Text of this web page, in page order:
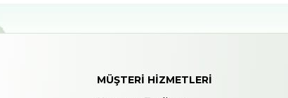
MÜŞTERI HIZMETLERI